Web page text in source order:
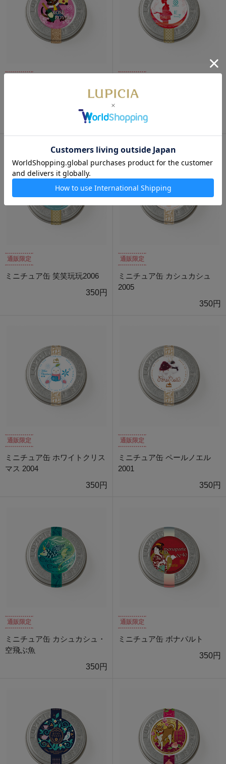
ミニチュア缶 ロゼロワイヤル
350円
ミニチュア缶 紅子 2007
通販限定
ミニチュア缶 笑笑玩玩2006
350円
通販限定
ミニチュア缶 カシュカシュ
2005
350円
通販限定
ミニチュア缶 ホワイトクリス
マス 2004
350円
通販限定
ミニチュア缶 ペールノエル
2001
350円
通販限定
ミニチュア缶 カシュカシュ・
空飛ぶ魚
350円
通販限定
ミニチュア缶 ボナパルト
350円